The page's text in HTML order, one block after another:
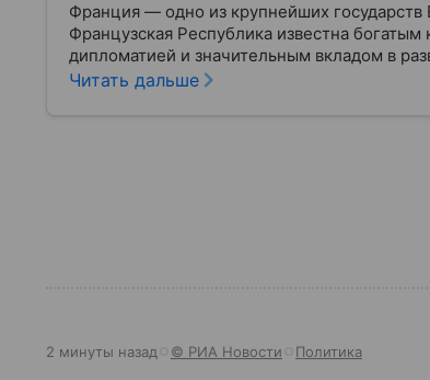
Франция — одно из крупнейших
Французская Республика известна
дипломатией и значительным вкладом в
о ней.
Читать дальше
2 минуты назад © РИА Новости Политика